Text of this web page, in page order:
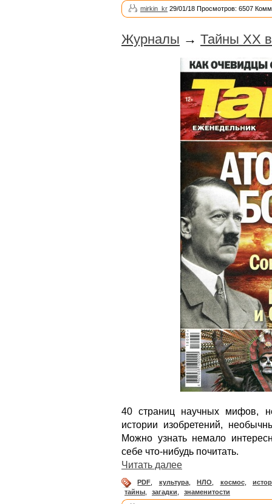
mirkin_kr 29/01/18 Просмотров: 6507
Журналы → Тайны ХХ
40 страниц научных мифов,
истории изобретений,
Можно узнать немало
себе что-нибудь почитать.
Читать далее
PDF культура, НЛО космос,
тайны
загадки знаменитости